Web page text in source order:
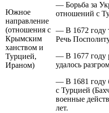
Южное
направление
(отношения с
Крымским
ханством и
Турцией,
Ираном)
— Борьба за
отношений с
— В 1672 году
Речь
— В 1677 году
удалось
— В 1681 году
с Турцией
военные
лет.